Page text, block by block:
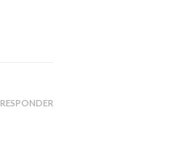
RESPONDER